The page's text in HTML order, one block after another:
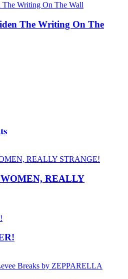
The Writing On The
REALLY